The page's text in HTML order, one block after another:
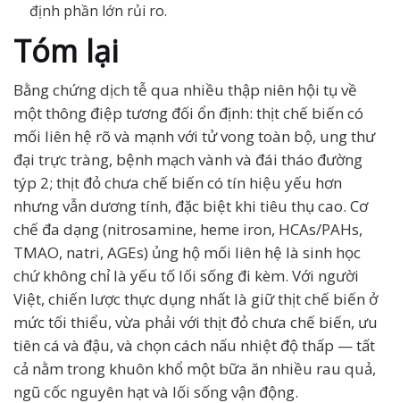
định phần lớn rủi ro.
Tóm lại
Bằng chứng dịch tễ qua nhiều thập niên hội tụ về
một thông điệp tương đối ổn định: thịt chế biến có
mối liên hệ rõ và mạnh với tử vong toàn bộ, ung thư
đại trực tràng, bệnh mạch vành và đái tháo đường
týp 2; thịt đỏ chưa chế biến có tín hiệu yếu hơn
nhưng vẫn dương tính, đặc biệt khi tiêu thụ cao. Cơ
chế đa dạng (nitrosamine, heme iron, HCAs/PAHs,
TMAO, natri, AGEs) ủng hộ mối liên hệ là sinh học
chứ không chỉ là yếu tố lối sống đi kèm. Với người
Việt, chiến lược thực dụng nhất là giữ thịt chế biến ở
mức tối thiểu, vừa phải với thịt đỏ chưa chế biến, ưu
tiên cá và đậu, và chọn cách nấu nhiệt độ thấp — tất
cả nằm trong khuôn khổ một bữa ăn nhiều rau quả,
ngũ cốc nguyên hạt và lối sống vận động.